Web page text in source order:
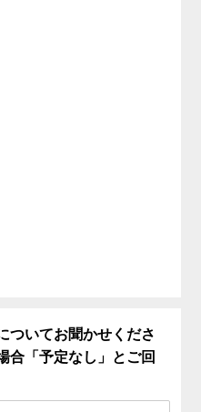
ついてお聞かせくださ
合「予定なし」とご回